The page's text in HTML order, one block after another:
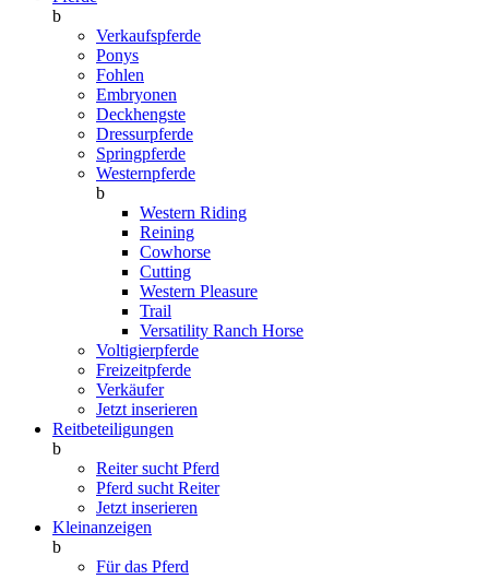
b
Verkaufspferde
Ponys
Fohlen
Embryonen
Deckhengste
Dressurpferde
Springpferde
Westernpferde
b
Western Riding
Reining
Cowhorse
Cutting
Western Pleasure
Trail
Versatility Ranch Horse
Voltigierpferde
Freizeitpferde
Verkäufer
Jetzt inserieren
Reitbeteiligungen
b
Reiter sucht Pferd
Pferd sucht Reiter
Jetzt inserieren
Kleinanzeigen
b
Für das Pferd